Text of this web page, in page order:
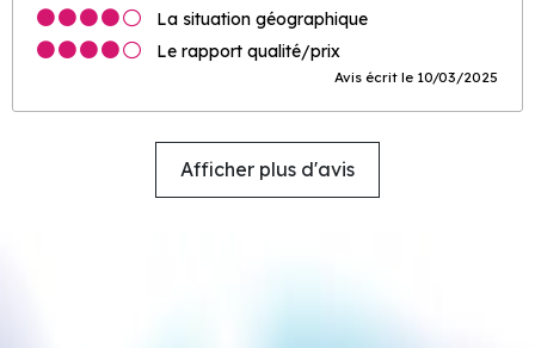
La situation géographique
Le rapport qualité/prix
Avis écrit le 10/03/2025
Afficher plus d'avis